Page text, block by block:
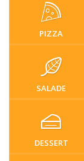
PIZZA
SALADE
DESSERT